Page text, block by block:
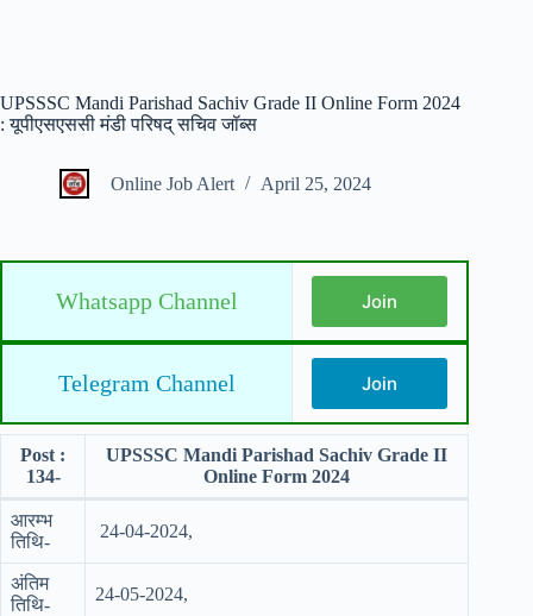
UPSSSC Mandi Parishad Sachiv Grade II Online Form 2024
: यूपीएसएससी मंडी परिषद् सचिव जॉब्स
Online Job Alert April 25, 2024
Whatsapp Channel Join
Telegram Channel Join
Post :
134-
UPSSSC Mandi Parishad Sachiv Grade II
Online Form 2024
आरम्भ
तिथि-
24-04-2024,
अंतिम
तिथि-
24-05-2024,